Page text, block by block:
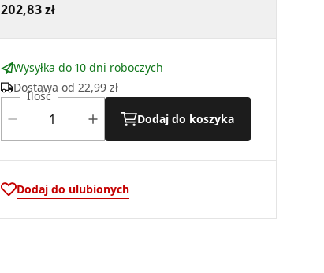
202,83 zł
Wysyłka do 10 dni roboczych
Dostawa od 22,99 zł
Ilość
Dodaj do koszyka
Dodaj do ulubionych